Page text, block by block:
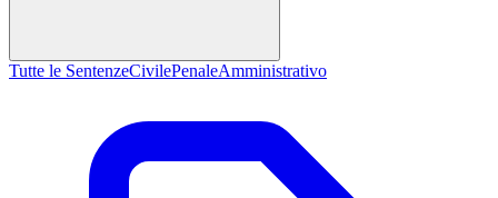
Tutte le SentenzeCivilePenaleAmministrativo